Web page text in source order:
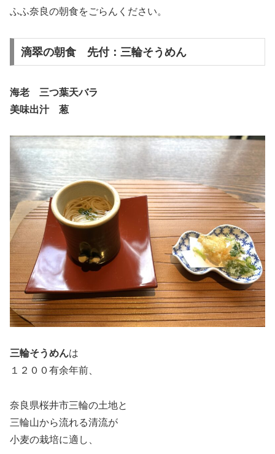
ふふ奈良の朝食をごらんください。
滴翠の朝食 先付：三輪そうめん
海老 三つ葉天バラ
美味出汁 葱
三輪そうめんは
１２００有余年前、
奈良県桜井市三輪の土地と
三輪山から流れる清流が
小麦の栽培に適し、